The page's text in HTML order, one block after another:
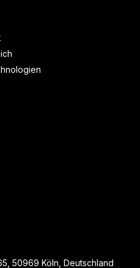
50969 Köln, Deutschland